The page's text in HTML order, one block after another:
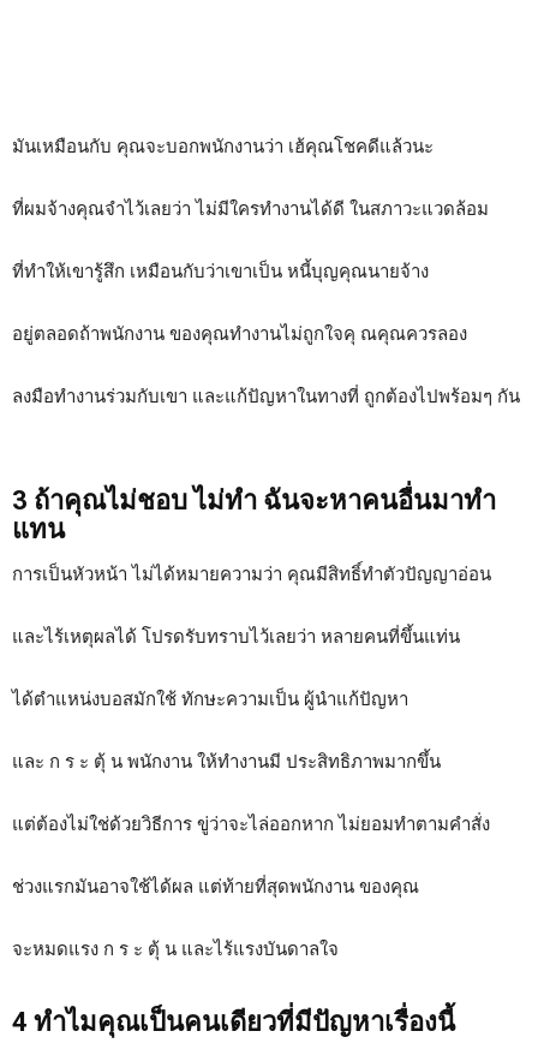
มันเหมือนกับ คุณจะบอกพนักงานว่า เฮ้คุณโชคดีแล้วนะ
ที่ผมจ้างคุณจำไว้เลยว่า ไม่มีใครทำงานได้ดี ในสภาวะแวดล้อม
ที่ทำให้เขารู้สึก เหมือนกับว่าเขาเป็น หนี้บุญคุณนายจ้าง
อยู่ตลอดถ้าพนักงาน ของคุณทำงานไม่ถูกใจคุ ณคุณควรลอง
ลงมือทำงานร่วมกับเขา และแก้ปัญหาในทางที่ ถูกต้องไปพร้อมๆ กัน
3 ถ้าคุณไม่ชอบ ไม่ทำ ฉันจะหาคนอื่นมาทำ
แทน
การเป็นหัวหน้า ไม่ได้หมายความว่า คุณมีสิทธิ์ทำตัวปัญญาอ่อน
และไร้เหตุผลได้ โปรดรับทราบไว้เลยว่า หลายคนที่ขึ้นแท่น
ได้ตำแหน่งบอสมักใช้ ทักษะความเป็น ผู้นำแก้ปัญหา
และ ก ร ะ ตุ้ น พนักงาน ให้ทำงานมี ประสิทธิภาพมากขึ้น
แต่ต้องไม่ใช่ด้วยวิธีการ ขู่ว่าจะไล่ออกหาก ไม่ยอมทำตามคำสั่ง
ช่วงแรกมันอาจใช้ได้ผล แต่ท้ายที่สุดพนักงาน ของคุณ
จะหมดแรง ก ร ะ ตุ้ น และไร้แรงบันดาลใจ
4 ทำไมคุณเป็นคนเดียวที่มีปัญหาเรื่องนี้